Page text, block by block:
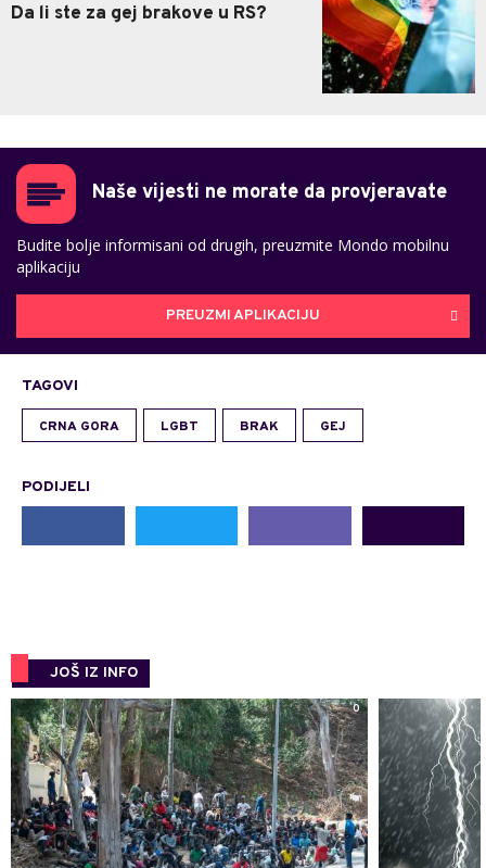
Da li ste za gej brakove u RS?
Naše vijesti ne morate da provjeravate
Budite bolje informisani od drugih, preuzmite Mondo mobilnu
aplikaciju
PREUZMI APLIKACIJU
TAGOVI
CRNA GORA LGBT BRAK GEJ
PODIJELI
JOŠ IZ INFO
0